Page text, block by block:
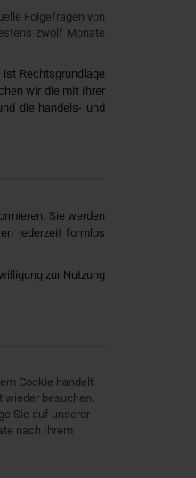
Folgefragen von
zwölf Monate
Rechtsgrundlage
wir die mit Ihrer
die handels- und
Sie werden
jederzeit formlos
zur Nutzung
Cookie handelt
wieder besuchen.
Sie auf unserer
nach Ihrem